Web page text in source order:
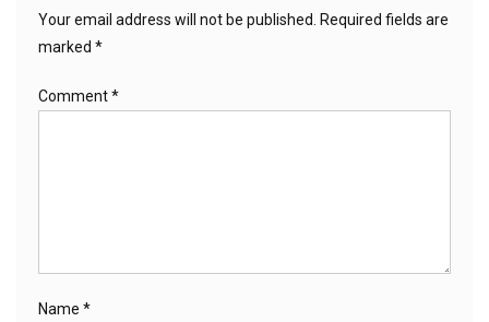
Your email address will not be published.
Required fields are
marked *
Comment*
Name *